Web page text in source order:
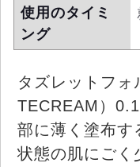
使用のタイミ
ング
タズレットフ
TECREAM）
部に薄く塗布す
状態の肌にごく